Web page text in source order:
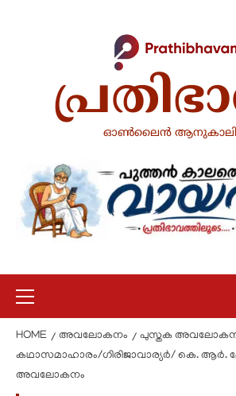
ഓൺലൈൻ
HOME അവലോകനം പുസ്തക
കഥാസമാഹാരം/ഗിരിജാവാര്യർ/ കെ.
അവലോകനം